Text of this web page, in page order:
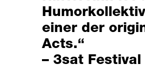
einer der
Acts.“
– 3sat Festival